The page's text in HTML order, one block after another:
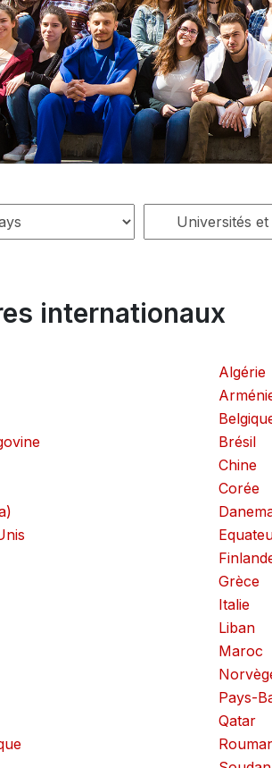
internationaux
Algérie
Brésil
Chine
Corée
Grèce
Italie
Liban
Maroc
Pays-
Qatar